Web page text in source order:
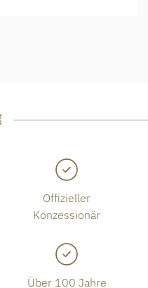
Offizieller
Konzessionär
Über 100 Jahre